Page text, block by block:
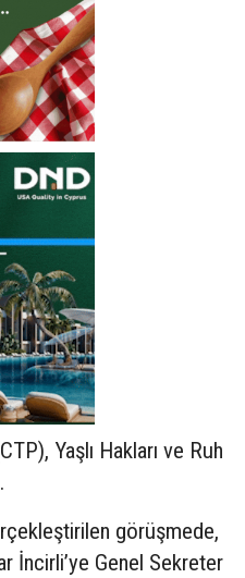
Yaşlı Hakları ve Ruh
görüşmede,
İncirli’ye Genel Sekreter